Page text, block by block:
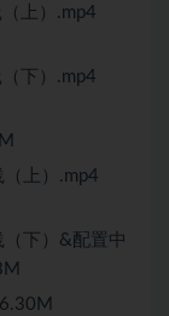
上）.mp4
下）.mp4
上）.mp4
下）&配置中